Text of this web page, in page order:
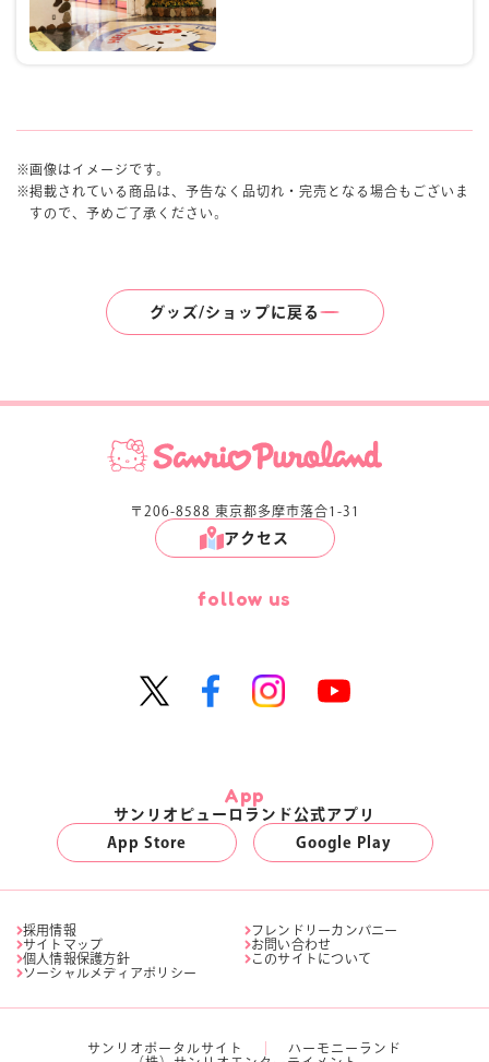
画像はイメージです。
掲載されている商品は、予告なく品切れ・完売となる場合もございま
すので、予めご了承ください。
グッズ/ショップに戻る
〒206-8588 東京都多摩市落合1-31
アクセス
follow us
App
サンリオピューロランド公式アプリ
App Store
Google Play
採用情報
フレンドリーカンパニー
サイトマップ
お問い合わせ
個人情報保護方針
このサイトについて
ソーシャルメディアポリシー
サンリオポータルサイト
ハーモニーランド